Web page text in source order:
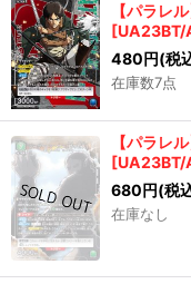
【パラレ
[
480円(税
在庫数7点
【パラレ
[
680円(税
在庫なし